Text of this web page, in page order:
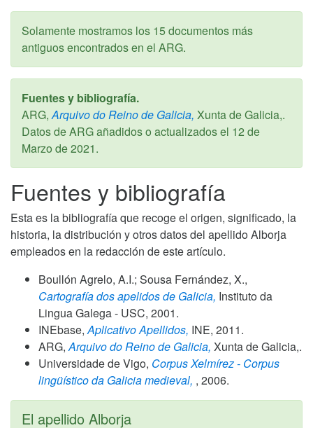
Solamente mostramos los 15 documentos más
antiguos encontrados en el ARG.
Fuentes y bibliografía.
ARG, Arquivo do Reino de Galicia, Xunta de Galicia,.
Datos de ARG añadidos o actualizados el 12 de
Marzo de 2021.
Fuentes y bibliografía
Esta es la bibliografía que recoge el origen, significado, la
historia, la distribución y otros datos del apellido Alborja
empleados en la redacción de este artículo.
Boullón Agrelo, A.I.; Sousa Fernández, X.,
Cartografía dos apelidos de Galicia, Instituto da
Lingua Galega - USC, 2001.
INEbase, Aplicativo Apellidos, INE, 2011.
ARG, Arquivo do Reino de Galicia, Xunta de Galicia,.
Universidade de Vigo, Corpus Xelmírez - Corpus
lingüístico da Galicia medieval, , 2006.
El apellido Alborja